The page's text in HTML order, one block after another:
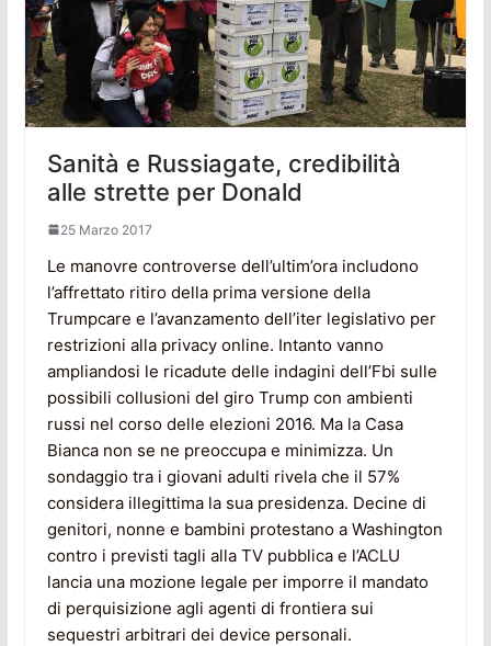
Sanità e Russiagate, credibilità
alle strette per Donald
25 Marzo 2017
Le manovre controverse dell’ultim’ora includono
l’affrettato ritiro della prima versione della
Trumpcare e l’avanzamento dell’iter legislativo per
restrizioni alla privacy online. Intanto vanno
ampliandosi le ricadute delle indagini dell’Fbi sulle
possibili collusioni del giro Trump con ambienti
russi nel corso delle elezioni 2016. Ma la Casa
Bianca non se ne preoccupa e minimizza. Un
sondaggio tra i giovani adulti rivela che il 57%
considera illegittima la sua presidenza. Decine di
genitori, nonne e bambini protestano a Washington
contro i previsti tagli alla TV pubblica e l’ACLU
lancia una mozione legale per imporre il mandato
di perquisizione agli agenti di frontiera sui
sequestri arbitrari dei device personali.